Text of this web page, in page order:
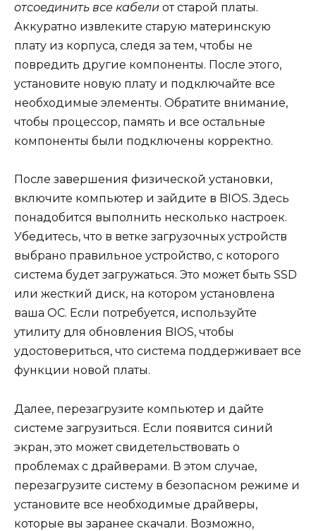
отсоединить все кабели от старой платы.
Аккуратно извлеките старую материнскую
плату из корпуса, следя за тем, чтобы не
повредить другие компоненты. После этого,
установите новую плату и подключайте все
необходимые элементы. Обратите внимание,
чтобы процессор, память и все остальные
компоненты были подключены корректно.
После завершения физической установки,
включите компьютер и зайдите в BIOS. Здесь
понадобится выполнить несколько настроек.
Убедитесь, что в ветке загрузочных устройств
выбрано правильное устройство, с которого
система будет загружаться. Это может быть SSD
или жесткий диск, на котором установлена
ваша ОС. Если потребуется, используйте
утилиту для обновления BIOS, чтобы
удостовериться, что система поддерживает все
функции новой платы.
Далее, перезагрузите компьютер и дайте
системе загрузиться. Если появится синий
экран, это может свидетельствовать о
проблемах с драйверами. В этом случае,
перезагрузите систему в безопасном режиме и
установите все необходимые драйверы,
которые вы заранее скачали. Возможно,